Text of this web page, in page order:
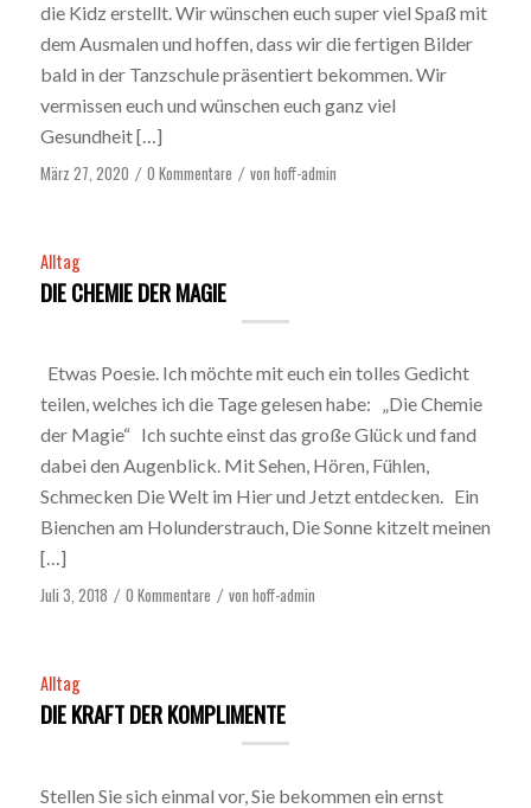
die Kidz erstellt. Wir wünschen euch super viel Spaß mit
dem Ausmalen und hoffen, dass wir die fertigen Bilder
bald in der Tanzschule präsentiert bekommen. Wir
vermissen euch und wünschen euch ganz viel
Gesundheit […]
März 27, 2020 / 0 Kommentare / von hoff-admin
Alltag
DIE CHEMIE DER MAGIE
Etwas Poesie. Ich möchte mit euch ein tolles Gedicht
teilen, welches ich die Tage gelesen habe: „Die Chemie
der Magie“ Ich suchte einst das große Glück und fand
dabei den Augenblick. Mit Sehen, Hören, Fühlen,
Schmecken Die Welt im Hier und Jetzt entdecken. Ein
Bienchen am Holunderstrauch, Die Sonne kitzelt meinen
[…]
Juli 3, 2018 / 0 Kommentare / von hoff-admin
Alltag
DIE KRAFT DER KOMPLIMENTE
Stellen Sie sich einmal vor, Sie bekommen ein ernst